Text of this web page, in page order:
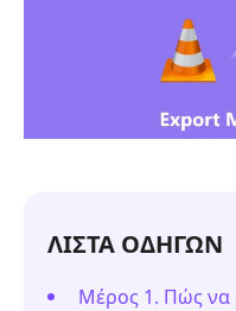
ΛΙΣΤΑ ΟΔΗΓΩΝ
Μέρος 1. Πώς να